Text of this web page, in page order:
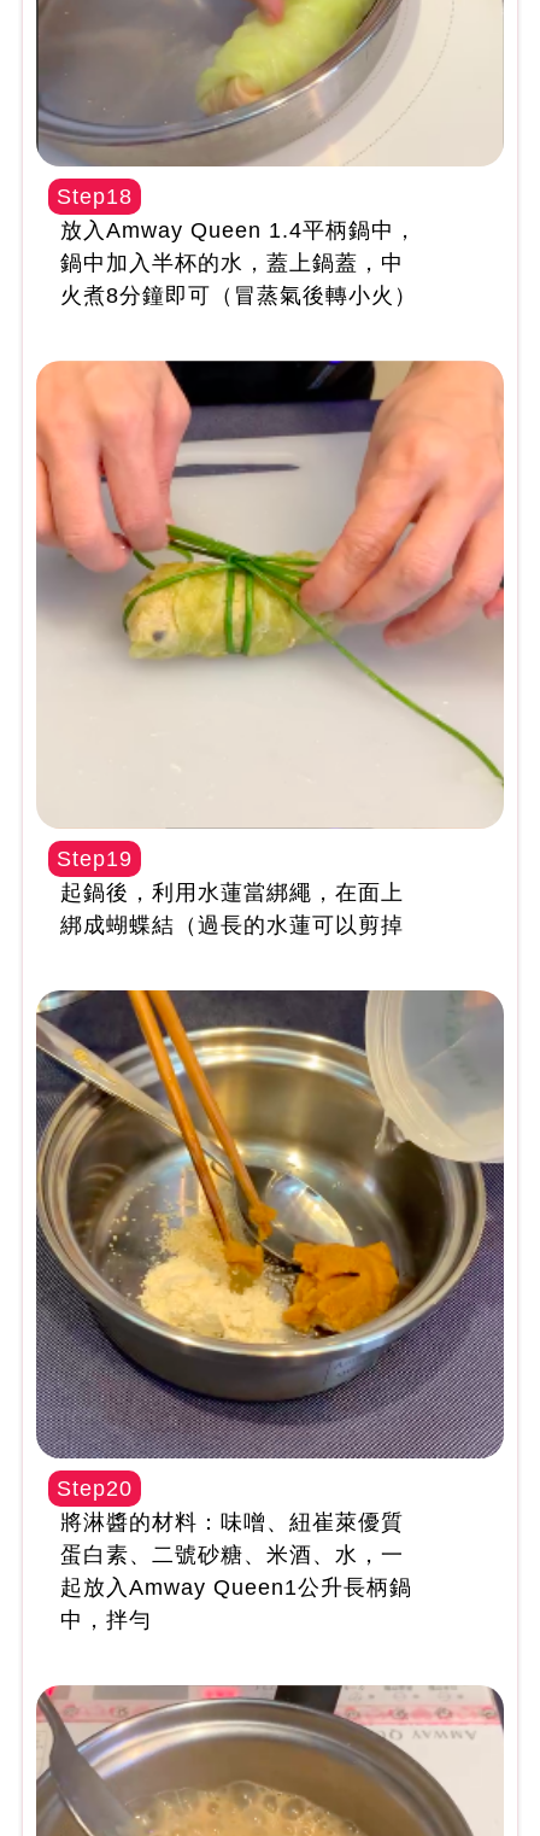
Step18
放入Amway Queen 1.4平柄鍋中，
鍋中加入半杯的水，蓋上鍋蓋，中
火煮8分鐘即可（冒蒸氣後轉小火）
Step19
起鍋後，利用水蓮當綁繩，在面上
綁成蝴蝶結（過長的水蓮可以剪掉
Step20
將淋醬的材料：味噌、紐崔萊優質
蛋白素、二號砂糖、米酒、水，一
起放入Amway Queen1公升長柄鍋
中，拌勻